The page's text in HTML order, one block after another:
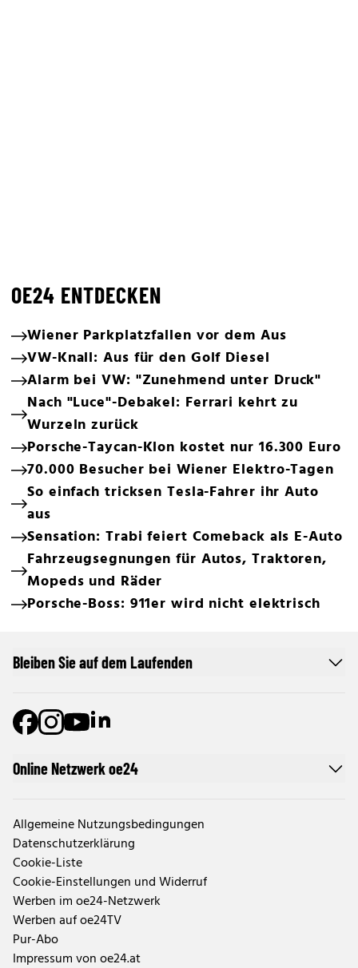
OE24 ENTDECKEN
Wiener Parkplatzfallen vor dem Aus
VW-Knall: Aus für den Golf Diesel
Alarm bei VW: "Zunehmend unter Druck"
Nach "Luce"-Debakel: Ferrari kehrt zu
Wurzeln zurück
Porsche-Taycan-Klon kostet nur 16.300 Euro
70.000 Besucher bei Wiener Elektro-Tagen
So einfach tricksen Tesla-Fahrer ihr Auto
aus
Sensation: Trabi feiert Comeback als E-Auto
Fahrzeugsegnungen für Autos, Traktoren,
Mopeds und Räder
Porsche-Boss: 911er wird nicht elektrisch
Online Netzwerk oe24
Allgemeine Nutzungsbedingungen
Datenschutzerklärung
Cookie-Liste
Cookie-Einstellungen und Widerruf
Werben im oe24-Netzwerk
Werben auf oe24TV
Pur-Abo
Impressum von oe24.at
Bleiben Sie auf dem Laufenden